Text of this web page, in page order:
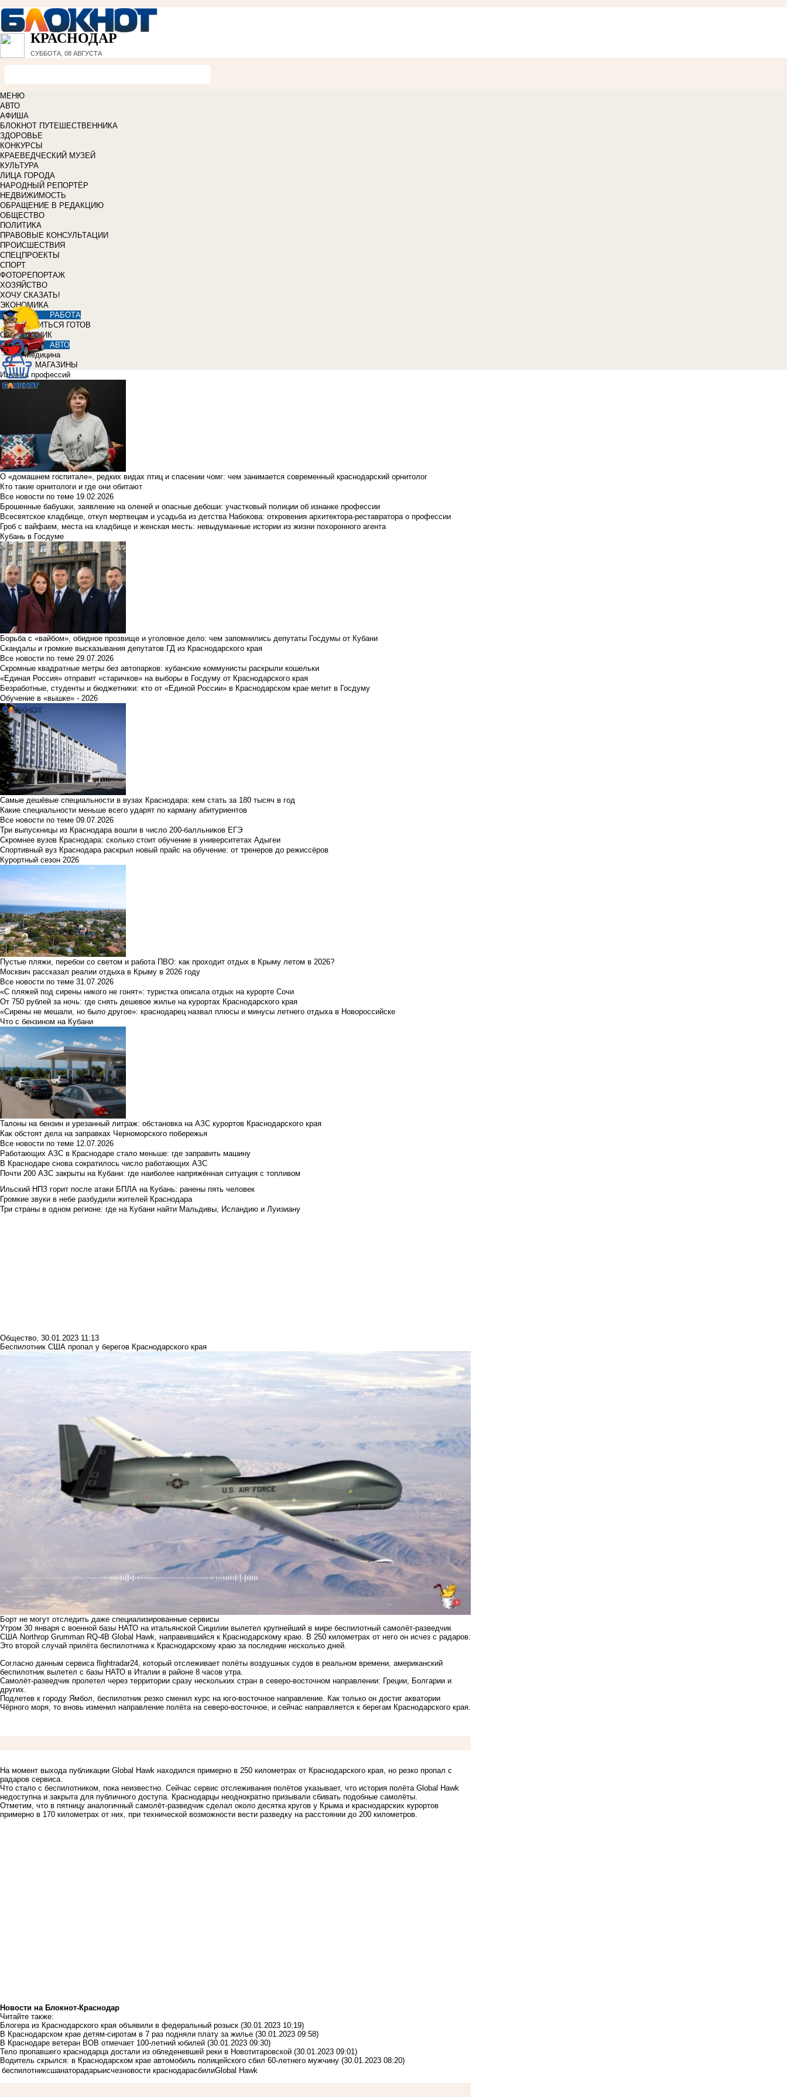
КРАСНОДАР
СУББОТА, 08 АВГУСТА
МЕНЮ
АВТО
АФИША
БЛОКНОТ ПУТЕШЕСТВЕННИКА
ЗДОРОВЬЕ
КОНКУРСЫ
КРАЕВЕДЧЕСКИЙ МУЗЕЙ
КУЛЬТУРА
ЛИЦА ГОРОДА
НАРОДНЫЙ РЕПОРТЁР
НЕДВИЖИМОСТЬ
ОБРАЩЕНИЕ В РЕДАКЦИЮ
ОБЩЕСТВО
ПОЛИТИКА
ПРАВОВЫЕ КОНСУЛЬТАЦИИ
ПРОИСШЕСТВИЯ
СПЕЦПРОЕКТЫ
СПОРТ
ФОТОРЕПОРТАЖ
ХОЗЯЙСТВО
ХОЧУ СКАЗАТЬ!
ЭКОНОМИКА
РАБОТА
УЧИТЬСЯ ГОТОВ
СПРАВОЧНИК
АВТО
Медицина
МАГАЗИНЫ
Изнанка профессий
О «домашнем госпитале», редких видах птиц и спасении чомг: чем занимается современный краснодарский орнитолог
Кто такие орнитологи и где они обитают
Все новости по теме 19.02.2026
Брошенные бабушки, заявление на оленей и опасные дебоши: участковый полиции об изнанке профессии
Всесвятское кладбище, откуп мертвецам и усадьба из детства Набокова: откровения архитектора-реставратора о профессии
Гроб с вайфаем, места на кладбище и женская месть: невыдуманные истории из жизни похоронного агента
Кубань в Госдуме
Борьба с «вайбом», обидное прозвище и уголовное дело: чем запомнились депутаты Госдумы от Кубани
Скандалы и громкие высказывания депутатов ГД из Краснодарского края
Все новости по теме 29.07.2026
Скромные квадратные метры без автопарков: кубанские коммунисты раскрыли кошельки
«Единая Россия» отправит «старичков» на выборы в Госдуму от Краснодарского края
Безработные, студенты и бюджетники: кто от «Единой России» в Краснодарском крае метит в Госдуму
Обучение в «вышке» - 2026
Самые дешёвые специальности в вузах Краснодара: кем стать за 180 тысяч в год
Какие специальности меньше всего ударят по карману абитуриентов
Все новости по теме 09.07.2026
Три выпускницы из Краснодара вошли в число 200-балльников ЕГЭ
Скромнее вузов Краснодара: сколько стоит обучение в университетах Адыгеи
Спортивный вуз Краснодара раскрыл новый прайс на обучение: от тренеров до режиссёров
Курортный сезон 2026
Пустые пляжи, перебои со светом и работа ПВО: как проходит отдых в Крыму летом в 2026?
Москвич рассказал реалии отдыха в Крыму в 2026 году
Все новости по теме 31.07.2026
«С пляжей под сирены никого не гонят»: туристка описала отдых на курорте Сочи
От 750 рублей за ночь: где снять дешевое жилье на курортах Краснодарского края
«Сирены не мешали, но было другое»: краснодарец назвал плюсы и минусы летнего отдыха в Новороссийске
Что с бензином на Кубани
Талоны на бензин и урезанный литраж: обстановка на АЗС курортов Краснодарского края
Как обстоят дела на заправках Черноморского побережья
Все новости по теме 12.07.2026
Работающих АЗС в Краснодаре стало меньше: где заправить машину
В Краснодаре снова сократилось число работающих АЗС
Почти 200 АЗС закрыты на Кубани: где наиболее напряжённая ситуация с топливом
Ильский НПЗ горит после атаки БПЛА на Кубань: ранены пять человек
Громкие звуки в небе разбудили жителей Краснодара
Три страны в одном регионе: где на Кубани найти Мальдивы, Исландию и Луизиану
Общество, 30.01.2023 11:13
Беспилотник США пропал у берегов Краснодарского края
Борт не могут отследить даже специализированные сервисы
Утром 30 января с военной базы НАТО на итальянской Сицилии вылетел крупнейший в мире беспилотный самолёт-разведчик
США Northrop Grumman RQ-4B Global Hawk, направившийся к Краснодарскому краю. В 250 километрах от него он исчез с радаров.
Это второй случай прилёта беспилотника к Краснодарскому краю за последние несколько дней.
Согласно данным сервиса flightradar24, который отслеживает полёты воздушных судов в реальном времени, американский
беспилотник вылетел с базы НАТО в Италии в районе 8 часов утра.
Самолёт-разведчик пролетел через территории сразу нескольких стран в северо-восточном направлении: Греции, Болгарии и
других.
Подлетев к городу Ямбол, беспилотник резко сменил курс на юго-восточное направление. Как только он достиг акватории
Чёрного моря, то вновь изменил направление полёта на северо-восточное, и сейчас направляется к берегам Краснодарского края.
На момент выхода публикации Global Hawk находился примерно в 250 километрах от Краснодарского края, но резко пропал с
радаров сервиса.
Что стало с беспилотником, пока неизвестно. Сейчас сервис отслеживания полётов указывает, что история полёта Global Hawk
недоступна и закрыта для публичного доступа. Краснодарцы неоднократно призывали сбивать подобные самолёты.
Отметим, что в пятницу аналогичный самолёт-разведчик сделал около десятка кругов у Крыма и краснодарских курортов
примерно в 170 километрах от них, при технической возможности вести разведку на расстоянии до 200 километров.
Новости на Блoкнoт-Краснодар
Читайте также:
Блогера из Краснодарского края объявили в федеральный розыск (30.01.2023 10:19)
В Краснодарском крае детям-сиротам в 7 раз подняли плату за жилье (30.01.2023 09:58)
В Краснодаре ветеран ВОВ отмечает 100-летний юбилей (30.01.2023 09:30)
Тело пропавшего краснодарца достали из обледеневшей реки в Новотитаровской (30.01.2023 09:01)
Водитель скрылся: в Краснодарском крае автомобиль полицейского сбил 60-летнего мужчину (30.01.2023 08:20)
беспилотниксшанаторадарыисчезновости краснодарасбилиGlobal Hawk